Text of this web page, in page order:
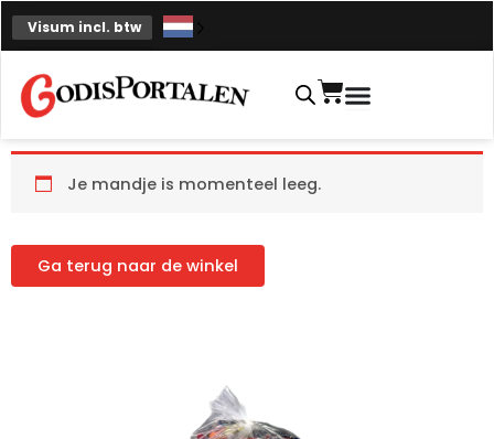
Overslaan
naar
Visum incl. btw
Je mandje is momenteel leeg.
Ga terug naar de winkel